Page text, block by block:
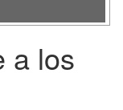
a los